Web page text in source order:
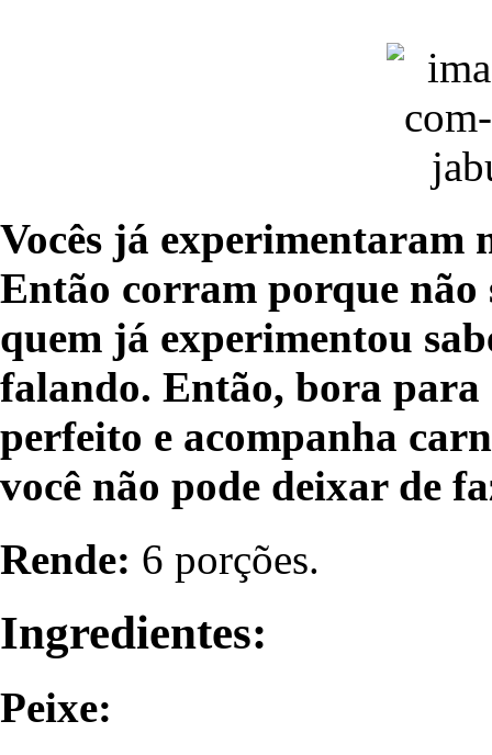
Vocês já experimentaram
Então corram porque não
quem já experimentou
falando. Então, bora para
perfeito e acompanha
você não pode deixar de
Rende: 6 porções.
Ingredientes:
Peixe: